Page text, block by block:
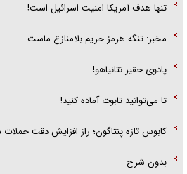
تنها هدف آمریکا امنیت اسرائیل است!
مخبر: تنگه هرمز حریم بلامنازع ماست
پادوی حقیر نتانیاهو!
تا می‌توانید تابوت آماده کنید!
کابوس تازه پنتاگون؛ راز افزایش دقت
بدون شرح